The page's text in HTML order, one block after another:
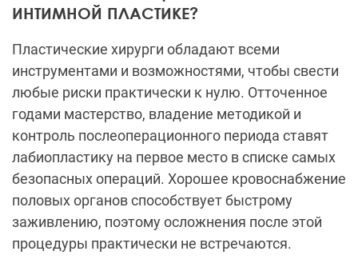
ИНТИМНОЙ ПЛАСТИКЕ?
Пластические хирурги обладают всеми
инструментами и возможностями, чтобы свести
любые риски практически к нулю. Отточенное
годами мастерство, владение методикой и
контроль послеоперационного периода ставят
лабиопластику на первое место в списке самых
безопасных операций. Хорошее кровоснабжение
половых органов способствует быстрому
заживлению, поэтому осложнения после этой
процедуры практически не встречаются.